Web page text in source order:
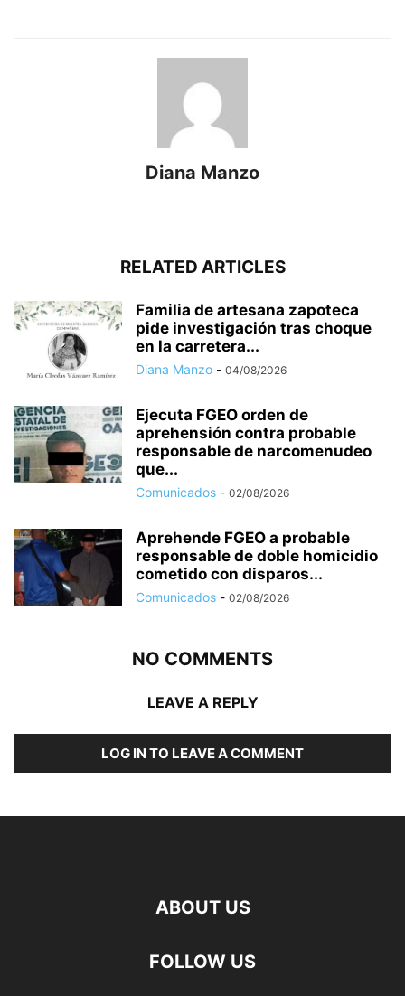
Diana Manzo
RELATED ARTICLES
Familia de artesana zapoteca
pide investigación tras choque
en la carretera...
Diana Manzo - 04/08/2026
Ejecuta FGEO orden de
aprehensión contra probable
responsable de narcomenudeo
que...
Comunicados - 02/08/2026
Aprehende FGEO a probable
responsable de doble homicidio
cometido con disparos...
Comunicados - 02/08/2026
NO COMMENTS
LEAVE A REPLY
LOG IN TO LEAVE A COMMENT
ABOUT US
FOLLOW US